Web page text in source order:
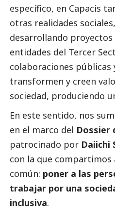
específico, en Capacis
otras realidades
desarrollando
entidades del Tercer
colaboraciones públicas
transformen y creen
sociedad, produciendo
En este sentido, nos
en el marco del Dossier
patrocinado por Daiichi
con la que compartimos
común: poner a las
trabajar por una
inclusiva.